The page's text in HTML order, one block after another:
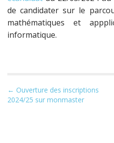
de candidater sur le
mathématiques et
informatique.
N
a
← Ouverture des inscriptions
2024/25 sur monmaster